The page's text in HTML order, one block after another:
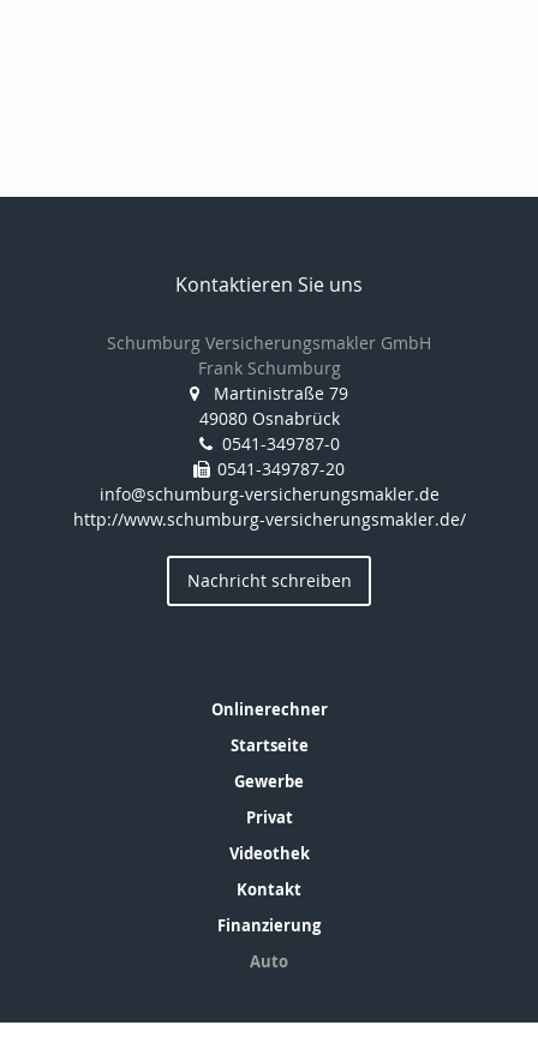
Kontaktieren Sie uns
Schumburg Versicherungsmakler GmbH
Frank Schumburg
Martinistraße 79
49080 Osnabrück
0541-349787-0
0541-349787-20
info@schumburg-versicherungsmakler.de
http://www.schumburg-versicherungsmakler.de/
Nachricht schreiben
Onlinerechner
Startseite
Gewerbe
Privat
Videothek
Kontakt
Finanzierung
Auto